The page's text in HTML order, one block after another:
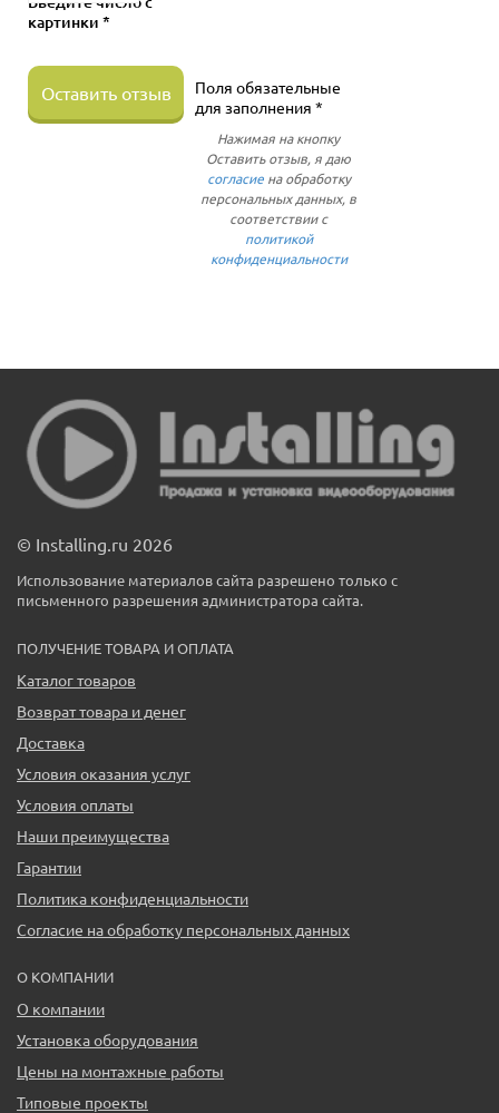
картинки *
Оставить отзыв
Поля обязательные
для заполнения *
Нажимая на кнопку
Оставить отзыв, я даю
согласиена обработку
персональных данных, в
соответствии с
политикой
конфиденциальности
© Installing.ru 2026
Использование материалов сайта разрешено только с
письменного разрешения администратора сайта.
ПОЛУЧЕНИЕ ТОВАРА И ОПЛАТА
Каталог товаров
Возврат товара и денег
Доставка
Условия оказания услуг
Условия оплаты
Наши преимущества
Гарантии
Политика конфиденциальности
Согласие на обработку персональных данных
О КОМПАНИИ
О компании
Установка оборудования
Цены на монтажные работы
Типовые проекты